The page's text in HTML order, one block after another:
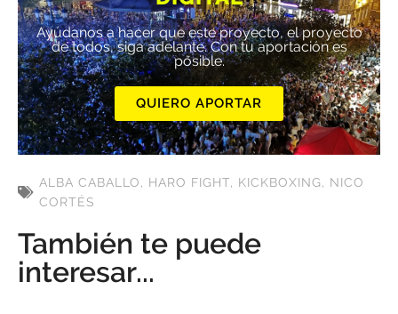
Ayúdanos a hacer que este proyecto, el proyecto
de todos, siga adelante. Con tu aportación es
posible.
QUIERO APORTAR
ALBA CABALLO, HARO FIGHT, KICKBOXING, NICO
CORTÉS
También te puede
interesar...